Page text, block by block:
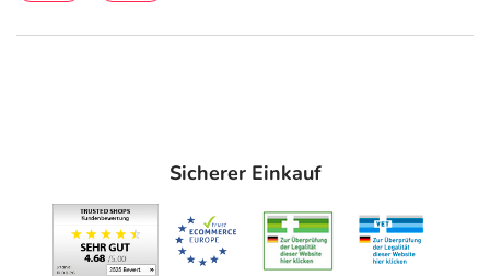
Sicherer Einkauf